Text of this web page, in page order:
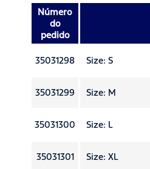
Número
do
pedido
35031298 Size: S
35031299 Size: M
35031300 Size: L
35031301 Size: XL